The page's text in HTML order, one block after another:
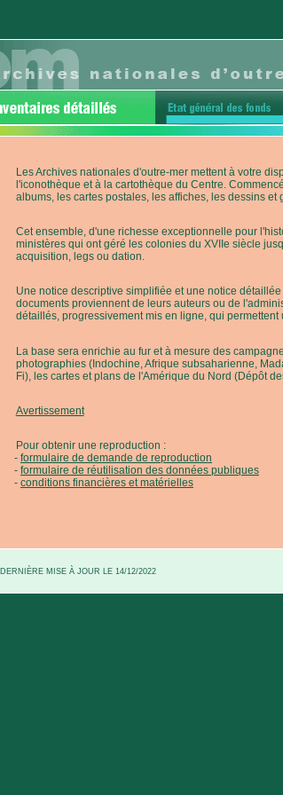
Les Archives nationales d'outre-mer mettent à votre
l'iconothèque et à la cartothèque du Centre.
albums, les cartes postales, les affiches, les dessins et
Cet ensemble, d'une richesse exceptionnelle pour
ministères qui ont géré les colonies du XVIIe siècle
acquisition, legs ou dation.
Une notice descriptive simplifiée et une notice
documents proviennent de leurs auteurs ou de
détaillés, progressivement mis en ligne, qui
La base sera enrichie au fur et à mesure des
photographies (Indochine, Afrique subsaharienne,
Fi), les cartes et plans de l'Amérique du Nord (Dépôt
Avertissement
Pour obtenir une reproduction :
formulaire de demande de reproduction
formulaire de réutilisation des données publiques
conditions financières et matérielles
DERNIÈRE MISE À JOUR LE 14/12/2022